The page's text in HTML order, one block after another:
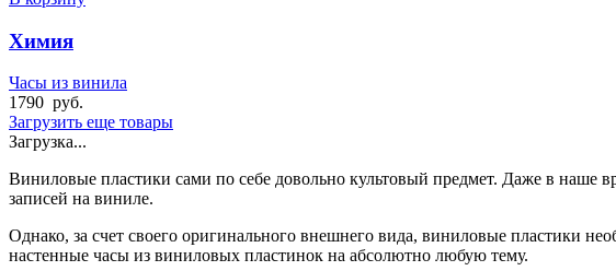
Химия
Часы из винила
1790 руб.
Загрузить еще товары
Загрузка...
Виниловые пластики сами по себе довольно культовый предмет. Даже в наше
записей на виниле.
Однако, за счет своего оригинального внешнего вида, виниловые пластики
настенные часы из виниловых пластинок на абсолютно любую тему.